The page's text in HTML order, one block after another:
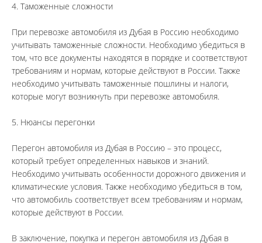
4. Таможенные сложности
При перевозке автомобиля из Дубая в Россию необходимо
учитывать таможенные сложности. Необходимо убедиться в
том, что все документы находятся в порядке и соответствуют
требованиям и нормам, которые действуют в России. Также
необходимо учитывать таможенные пошлины и налоги,
которые могут возникнуть при перевозке автомобиля.
5. Нюансы перегонки
Перегон автомобиля из Дубая в Россию – это процесс,
который требует определенных навыков и знаний.
Необходимо учитывать особенности дорожного движения и
климатические условия. Также необходимо убедиться в том,
что автомобиль соответствует всем требованиям и нормам,
которые действуют в России.
В заключение, покупка и перегон автомобиля из Дубая в